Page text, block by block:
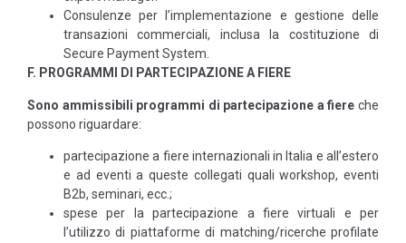
Consulenze per l’implementazione e gestione delle
transazioni commerciali, inclusa la costituzione di
Secure Payment System.
F. PROGRAMMI DI PARTECIPAZIONE A FIERE
Sono ammissibili programmi di partecipazione a fiere che
possono riguardare:
partecipazione a fiere internazionali in Italia e all’estero
e ad eventi a queste collegati quali workshop, eventi
B2b, seminari, ecc.;
spese per la partecipazione a fiere virtuali e per
l’utilizzo di piattaforme di matching/ricerche profilate